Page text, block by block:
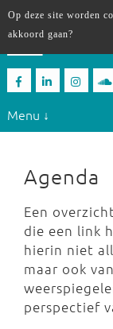
Menu ↓
Agenda
Een
die een link
hierin niet
maar ook
perspectief
Op deze site worden
akkoord gaan?